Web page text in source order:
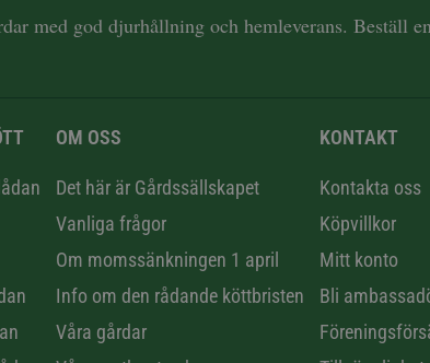
med god djurhållning och hemleverans. Beställ
OM OSS
Det här är Gårdssällskapet
Vanliga frågor
Om momssänkningen 1 april
Info om den rådande köttbristen
Våra gårdar
KONTAKT
Kontakta oss
Köpvillkor
Mitt konto
Bli